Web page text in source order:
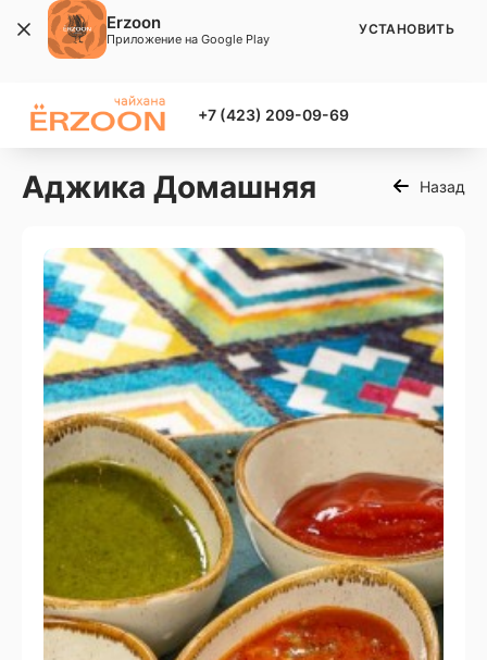
+7 (423) 209-09-69
Аджика Домашняя Назад
Erzoon
Приложение на Google Play
УСТАНОВИТЬ